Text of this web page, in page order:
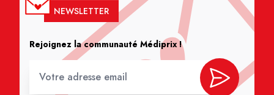
NEWSLETTER
Rejoignez la communauté Médiprix !